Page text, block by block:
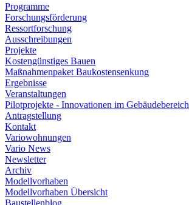
Programme
Forschungsförderung
Ressortforschung
Ausschreibungen
Projekte
Kostengünstiges Bauen
Maßnahmenpaket Baukostensenkung
Ergebnisse
Veranstaltungen
Pilotprojekte - Innovationen im Gebäudebereich
Antragstellung
Kontakt
Variowohnungen
Vario News
Newsletter
Archiv
Modellvorhaben
Modellvorhaben Übersicht
Baustellenblog